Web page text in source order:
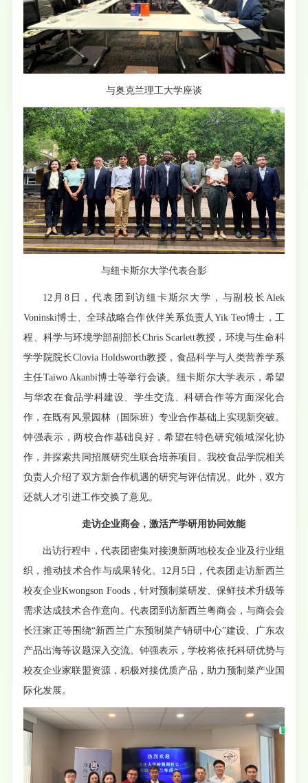
与奥克兰理工大学座谈
与纽卡斯尔大学代表合影
12月8日，代表团到访纽卡斯尔大学，与副校长Alek
Voninski博士、全球战略合作伙伴关系负责人Yik Teo博士，工
程、科学与环境学部副部长Chris Scarlett教授，环境与生命科
学学院院长Clovia Holdsworth教授，食品科学与人类营养学系
主任Taiwo Akanbi博士等举行会谈。纽卡斯尔大学表示，希望
与华农在食品学科建设、学生交流、科研合作等方面深化合
作，在既有风景园林（国际班）专业合作基础上实现新突破。
钟强表示，两校合作基础良好，希望在特色研究领域深化协
作，并探索共同招展研究生联合培养项目。我校食品学院相关
负责人介绍了双方新合作机遇的研究与评估情况。此外，双方
还就人才引进工作交换了意见。
走访企业商会，激活产学研用协同效能
出访行程中，代表团密集对接澳新两地校友企业及行业组
织，推动技术合作与成果转化。12月5日，代表团走访新西兰
校友企业Kwongson Foods，针对预制菜研发、保鲜技术升级等
需求达成技术合作意向。代表团到访新西兰粤商会，与商会会
长汪家正等围绕“新西兰广东预制菜产销研中心”建设、广东农
产品出海等议题深入交流。钟强表示，学校将依托科研优势与
校友企业家联盟资源，积极对接优质产品，助力预制菜产业国
际化发展。